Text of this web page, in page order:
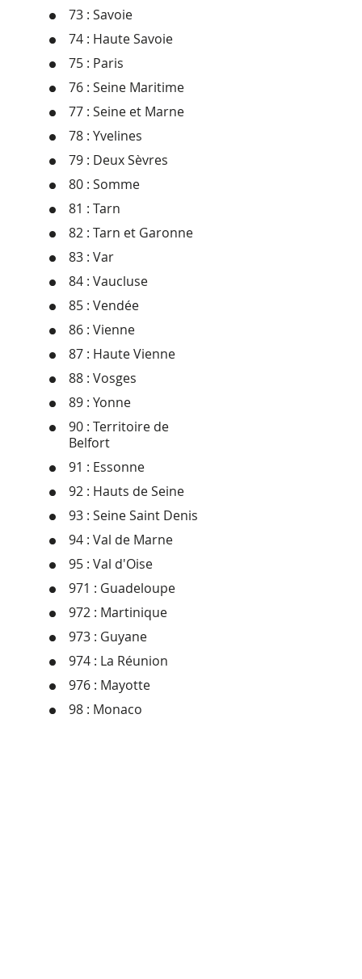
73 : Savoie
74 : Haute Savoie
75 : Paris
76 : Seine Maritime
77 : Seine et Marne
78 : Yvelines
79 : Deux Sèvres
80 : Somme
81 : Tarn
82 : Tarn et Garonne
83 : Var
84 : Vaucluse
85 : Vendée
86 : Vienne
87 : Haute Vienne
88 : Vosges
89 : Yonne
90 : Territoire de
Belfort
91 : Essonne
92 : Hauts de Seine
93 : Seine Saint Denis
94 : Val de Marne
95 : Val d'Oise
971 : Guadeloupe
972 : Martinique
973 : Guyane
974 : La Réunion
976 : Mayotte
98 : Monaco